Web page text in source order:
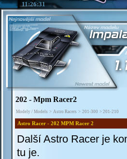
11:26:32
202 - Mpm Racer2
Modely / Models > Astro Racers > 201-300 > 201-210
Astro Racer - 202 MPM Racer 2
Další Astro Racer je
tu je.